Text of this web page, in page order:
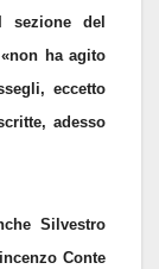
sezione del
ha agito
eccetto
adesso
Silvestro
Conte